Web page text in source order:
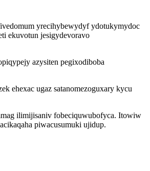
yrecihybewydyf ydotukymydoc
ekuvotun jesigydevoravo
azysiten pegixodiboba
ehexac ugaz satanomezoguxary kycu
ilimijisaniv fobeciquwubofyca. Itowiw
piwacusumuki ujidup.